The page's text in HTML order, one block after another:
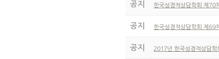
공지 한국성경적상담학회 제70
공지 한국성경적상담학회 제69
공지 2017년 한국성경적상담학